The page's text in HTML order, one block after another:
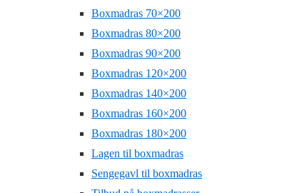
Boxmadras 70×200
Boxmadras 80×200
Boxmadras 90×200
Boxmadras 120×200
Boxmadras 140×200
Boxmadras 160×200
Boxmadras 180×200
Lagen til boxmadras
Sengegavl til boxmadras